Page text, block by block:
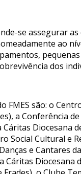
se assegurar
ao
dos
FMES são: o
a Conferência
Cáritas Diocesana
Social Cultural e
e Cantares
Diocesana